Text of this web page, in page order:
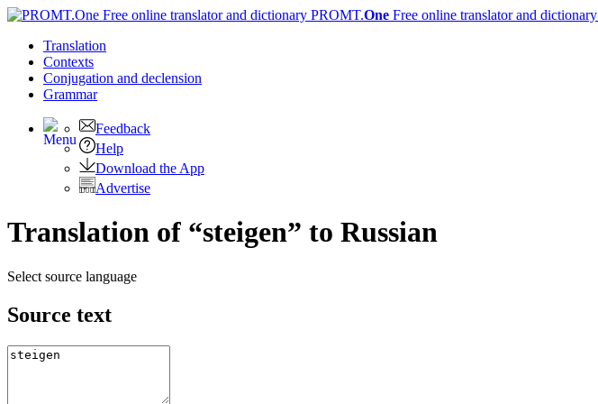
PROMT.One Free online translator and dictionary
Translation
Contexts
Conjugation and declension
Grammar
Feedback
Help
Download the App
Advertise
Translation of “steigen” to Russian
Select source language
Source text